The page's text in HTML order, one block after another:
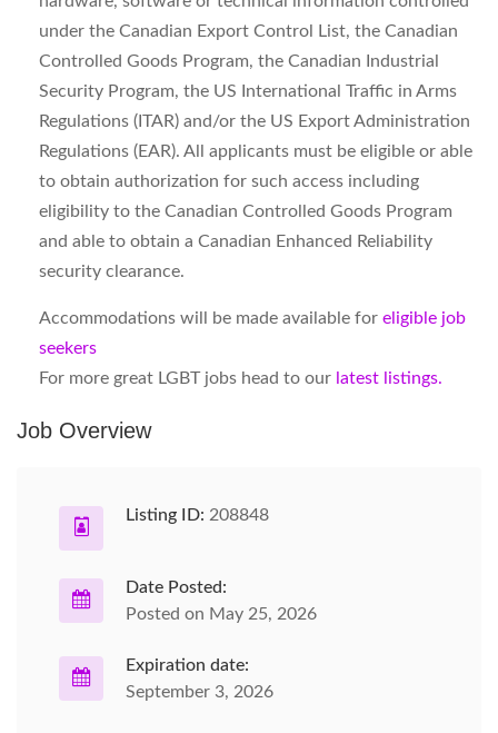
under the Canadian Export Control List, the Canadian
Controlled Goods Program, the Canadian Industrial
Security Program, the US International Traffic in Arms
Regulations (ITAR) and/or the US Export Administration
Regulations (EAR). All applicants must be eligible or able
to obtain authorization for such access including
eligibility to the Canadian Controlled Goods Program
and able to obtain a Canadian Enhanced Reliability
security clearance.
Accommodations will be made available for eligible job
seekers
For more great LGBT jobs head to our latest listings.
Job Overview
Listing ID: 208848
Date Posted:
Posted on May 25, 2026
Expiration date:
September 3, 2026